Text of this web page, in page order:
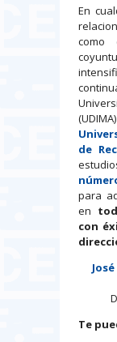
En
como
de
para
en
con
Te